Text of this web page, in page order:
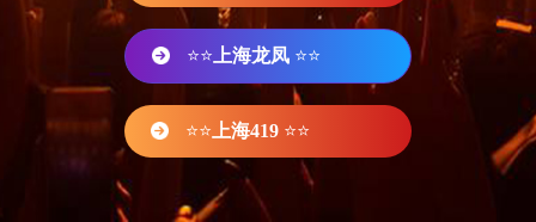
⭐⭐ 上海龙凤 ⭐⭐
⭐⭐ 上海419 ⭐⭐